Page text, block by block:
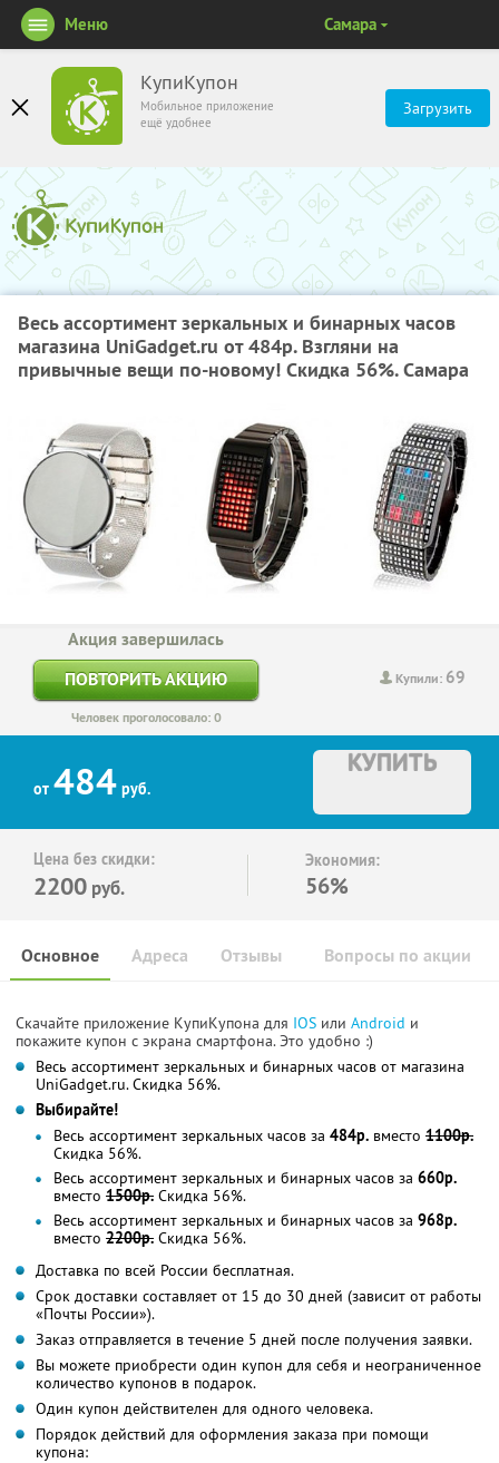
КупиКупон
Мобильное приложение
ещё удобнее
Загрузить
Меню Самара
Весь ассортимент зеркальных и бинарных часов
магазина UniGadget.ru от 484р. Взгляни на
привычные вещи по-новому! Скидка 56%. Самара
Купили: 69
Акция завершилась
ПОВТОРИТЬ АКЦИЮ
Человек проголосовало: 0
от 484 руб.
КУПИТЬ
Цена без скидки:
2200 руб.
Экономия:
56%
Основное Отзывы Вопросы по акции
Адреса
Скачайте приложение КупиКупона для IOS или Android и
покажите купон с экрана смартфона. Это удобно :)
Весь ассортимент зеркальных и бинарных часов от магазина
UniGadget.ru. Скидка 56%.
Выбирайте!
Весь ассортимент зеркальных часов за 484р. вместо 1100р.
Скидка 56%.
Весь ассортимент зеркальных и бинарных часов за 660р.
вместо 1500р. Скидка 56%.
Весь ассортимент зеркальных и бинарных часов за 968р.
вместо 2200р. Скидка 56%.
Доставка по всей России бесплатная.
Срок доставки составляет от 15 до 30 дней (зависит от работы
«Почты России»).
Заказ отправляется в течение 5 дней после получения заявки.
Вы можете приобрести один купон для себя и неограниченное
количество купонов в подарок.
Один купон действителен для одного человека.
Порядок действий для оформления заказа при помощи
купона: